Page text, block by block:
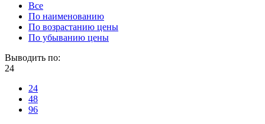
Все
По наименованию
По возрастанию цены
По убыванию цены
Выводить по:
24
24
48
96